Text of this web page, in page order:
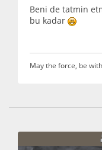
Beni de tatmin
bu kadar
May the force, be